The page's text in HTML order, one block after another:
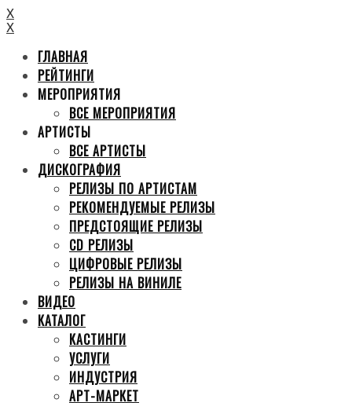
X
X
ГЛАВНАЯ
РЕЙТИНГИ
МЕРОПРИЯТИЯ
ВСЕ МЕРОПРИЯТИЯ
АРТИСТЫ
ВСЕ АРТИСТЫ
ДИСКОГРАФИЯ
РЕЛИЗЫ ПО АРТИСТАМ
РЕКОМЕНДУЕМЫЕ РЕЛИЗЫ
ПРЕДСТОЯЩИЕ РЕЛИЗЫ
CD РЕЛИЗЫ
ЦИФРОВЫЕ РЕЛИЗЫ
РЕЛИЗЫ НА ВИНИЛЕ
ВИДЕО
КАТАЛОГ
КАСТИНГИ
УСЛУГИ
ИНДУСТРИЯ
АРТ-МАРКЕТ